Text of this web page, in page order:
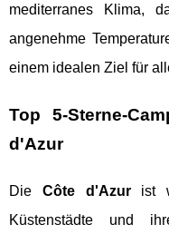
mediterranes Klima,
angenehme
einem idealen Ziel für
Top 5-Sterne-
d'Azur
Die Côte d'Azurist
Küstenstädte und